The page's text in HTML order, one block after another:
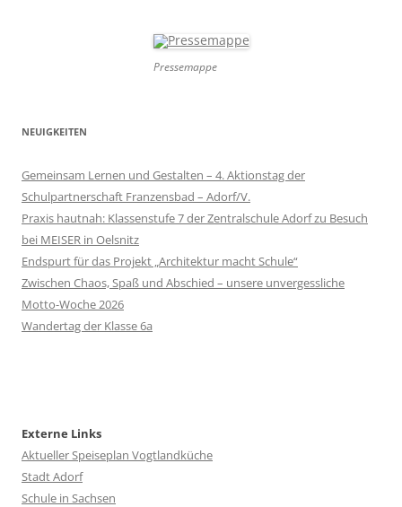
Pressemappe
NEUIGKEITEN
Gemeinsam Lernen und Gestalten – 4. Aktionstag der
Schulpartnerschaft Franzensbad – Adorf/V.
Praxis hautnah: Klassenstufe 7 der Zentralschule Adorf zu Besuch
bei MEISER in Oelsnitz
Endspurt für das Projekt „Architektur macht Schule“
Zwischen Chaos, Spaß und Abschied – unsere unvergessliche
Motto-Woche 2026
Wandertag der Klasse 6a
Externe Links
Aktueller Speiseplan Vogtlandküche
Stadt Adorf
Schule in Sachsen